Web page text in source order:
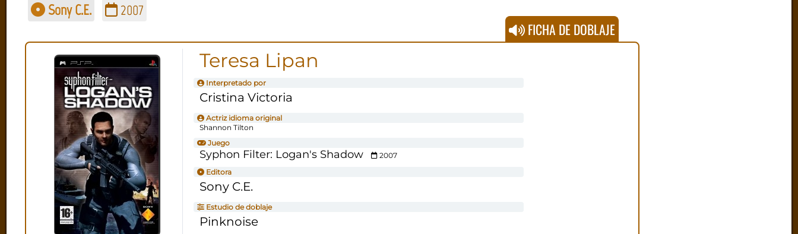
Sony C.E. 2007
FICHA DE DOBLAJE
Teresa Lipan
Interpretado por
Cristina Victoria
Actriz idioma original
Shannon Tilton
Juego
Syphon Filter: Logan's Shadow
2007
Editora
Sony C.E.
Estudio de doblaje
Pinknoise